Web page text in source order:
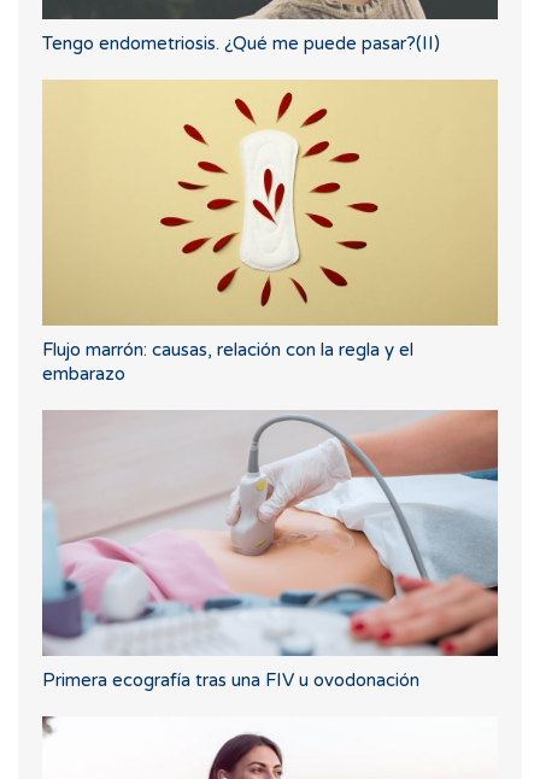
Tengo endometriosis. ¿Qué me puede pasar?(II)
Flujo marrón: causas, relación con la regla y el
embarazo
Primera ecografía tras una FIV u ovodonación